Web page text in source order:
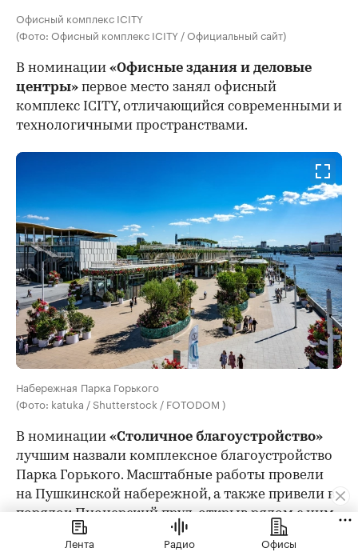
Офисный комплекс ICITY
(Фото: Офисный комплекс ICITY / Официальный сайт)
В номинации «Офисные здания и деловые
центры» первое место занял офисный
комплекс ICITY, отличающийся современными и
технологичными пространствами.
Набережная Парка Горького
(Фото: katuka / Shutterstock / FOTODOM )
В номинации «Столичное благоустройство»
лучшим назвали комплексное благоустройство
Парка Горького. Масштабные работы провели
на Пушкинской набережной, а также привели в
порядок Пионерский пруд, открыв рядом с ним
современную зону отдыха.
Лента Радио Офисы